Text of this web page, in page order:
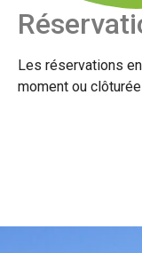
Les réservations
moment ou